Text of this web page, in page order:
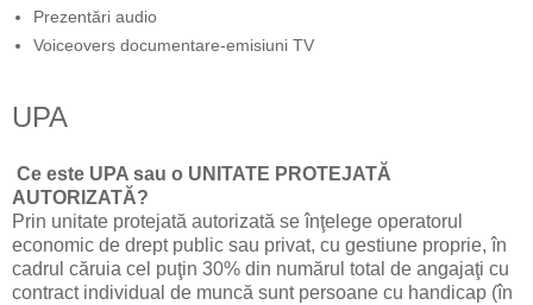
Prezentări audio
Voiceovers documentare-emisiuni TV
UPA
Ce este UPA sau o UNITATE PROTEJATĂ
AUTORIZATĂ?
Prin unitate protejată autorizată se înţelege operatorul
economic de drept public sau privat, cu gestiune proprie, în
cadrul căruia cel puţin 30% din numărul total de angajaţi cu
contract individual de muncă sunt persoane cu handicap (în